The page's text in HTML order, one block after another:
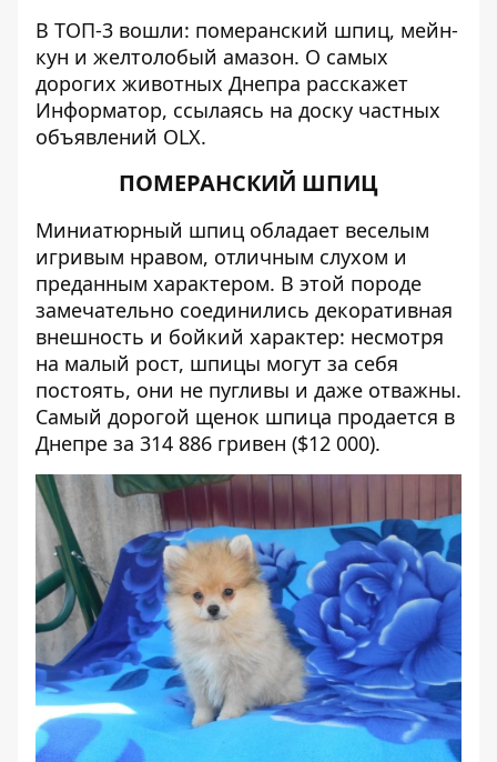
В ТОП-3 вошли: померанский шпиц, мейн-
кун и желтолобый амазон. О самых
дорогих животных Днепра расскажет
Информатор, ссылаясь на доску частных
объявлений ОLX.
ПОМЕРАНСКИЙ ШПИЦ
Миниатюрный шпиц обладает веселым
игривым нравом, отличным слухом и
преданным характером. В этой породе
замечательно соединились декоративная
внешность и бойкий характер: несмотря
на малый рост, шпицы могут за себя
постоять, они не пугливы и даже отважны.
Самый дорогой щенок шпица продается в
Днепре за 314 886 гривен ($12 000).